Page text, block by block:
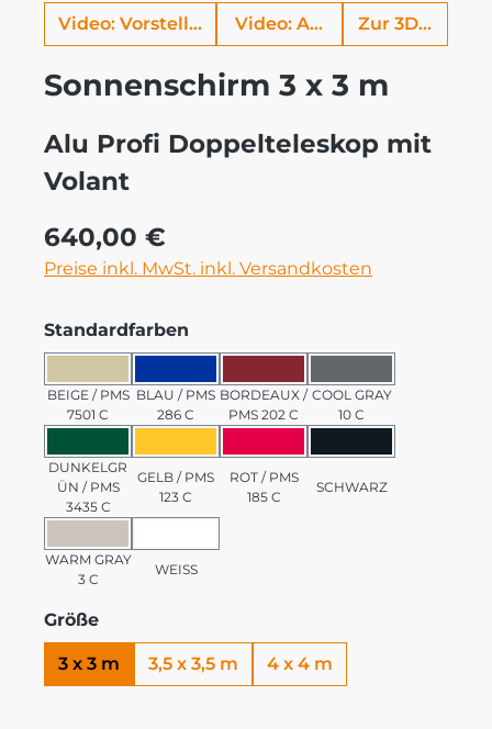
Video: Vorstellung Alu ProfiVideo: AufbauhilfeZur 3D Ansicht
Sonnenschirm 3 x 3 m
Alu Profi Doppelteleskop mit
Volant
Regulärer Preis:
640,00 €
Preise inkl. MwSt. inkl. Versandkosten
Standardfarben
BEIGE / PMS 7501 C
BEIGE / PMS
7501 C
BLAU / PMS 286 C
BLAU / PMS
286 C
BORDEAUX / PMS 202 C
BORDEAUX /
PMS 202 C
COOL GRAY 10 C
COOL GRAY
10 C
DUNKELGRÜN / PMS 3435 C
DUNKELGR
ÜN / PMS
3435 C
GELB / PMS 123 C
GELB / PMS
123 C
ROT / PMS 185 C
ROT / PMS
185 C
SCHWARZ
SCHWARZ
WARM GRAY 3 C
WARM GRAY
3 C
WEISS
WEISS
Größe
3 x 3 m 3,5 x 3,5 m 4 x 4 m